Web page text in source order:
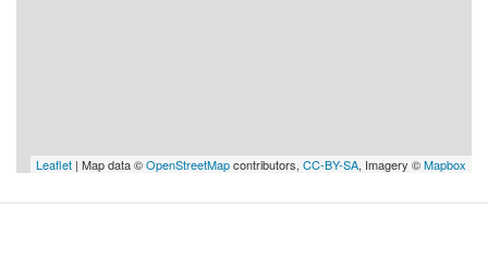
Leaflet | Map data ©OpenStreetMapcontributors, CC-BY-SA, Imagery ©Mapbox